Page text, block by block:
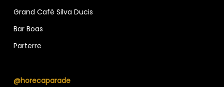
Grand Café Silva Ducis
Bar Boas
Parterre
@horecaparade